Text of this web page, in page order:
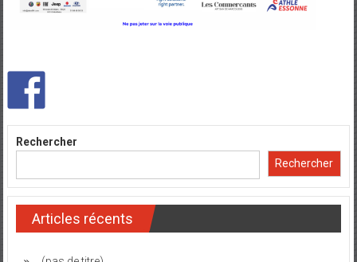
Rechercher
Rechercher
Articles récents